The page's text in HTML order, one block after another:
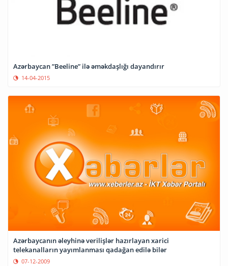
Azərbaycan ”Beeline” ilə əməkdaşlığı dayandırır
14-04-2015
Azərbaycanın əleyhinə verilişlər hazırlayan xarici
telekanalların yayımlanması qadağan edilə bilər
07-12-2009